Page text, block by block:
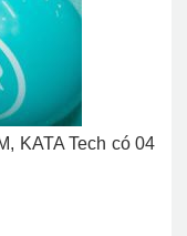
KATA Tech có 04